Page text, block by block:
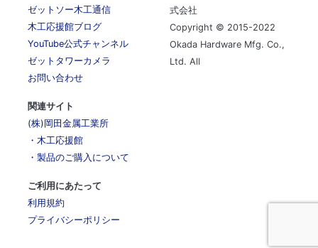
ゼットソー木工通信
木工応援館ブログ
YouTube公式チャンネル
ゼットタワーカメラ
お問い合わせ
関連サイト
(株)岡田金属工業所
・木工応援館
・製品のご購入について
ご利用にあたって
利用規約
プライバシーポリシー
式会社
Copyright © 2015-2022
Okada Hardware Mfg. Co.,
Ltd. All